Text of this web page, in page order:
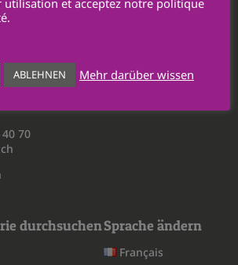
SA
70
durchsuchenSprache ändern
Français
ABLEHNEN Mehr darüber wissen